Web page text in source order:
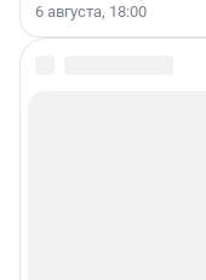
6 августа, 18:00